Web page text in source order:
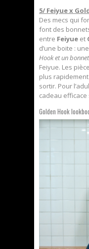
5/ Feiyue x
Des mecs qui
font des
entre Feiyue et
d’une boite : une
Hook et un
Feiyue. Les
plus
sortir. Pour
cadeau efficace
Golden Hook